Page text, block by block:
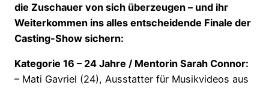
die Zuschauer von sich überzeugen – und ihr
Weiterkommen ins alles entscheidende Finale der
Casting-Show sichern:
Kategorie 16 – 24 Jahre / Mentorin Sarah Connor:
– Mati Gavriel (24), Ausstatter für Musikvideos aus